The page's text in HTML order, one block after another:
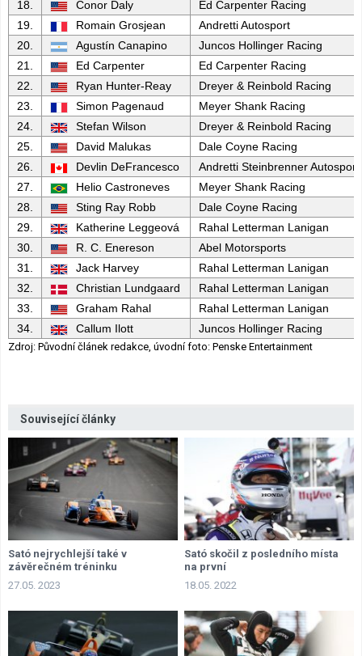
18. Conor Daly
Ed Carpenter Racing
19.
Romain Grosjean
Andretti Autosport
20.
Agustín Canapino
Juncos Hollinger Racing
21.
Ed Carpenter
Ed Carpenter Racing
22.
Ryan Hunter-Reay
Dreyer & Reinbold Racing
23.
Simon Pagenaud
Meyer Shank Racing
24.
Stefan Wilson
Dreyer & Reinbold Racing
25.
David Malukas
Dale Coyne Racing
26.
Devlin DeFrancesco
Andretti Steinbrenner Autosport
27.
Helio Castroneves
Meyer Shank Racing
28.
Sting Ray Robb
Dale Coyne Racing
29.
Katherine Leggeová
Rahal Letterman Lanigan
30.
R. C. Enereson
Abel Motorsports
31.
Jack Harvey
Rahal Letterman Lanigan
32.
Christian Lundgaard
Rahal Letterman Lanigan
33.
Graham Rahal
Rahal Letterman Lanigan
34.
Callum Ilott Juncos Hollinger Racing
Zdroj: Původní článek redakce, úvodní foto: Penske Entertainment
Související články
Sató nejrychlejší také v
závěrečném tréninku
27.05. 2023
Sató skočil z posledního místa
na první
18.05. 2022